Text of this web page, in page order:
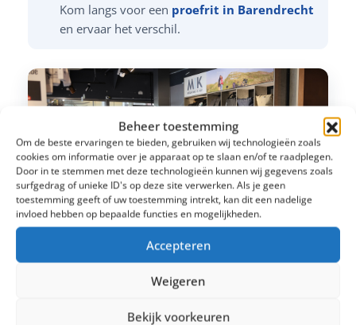
Beheer toestemming
Om de beste ervaringen te bieden, gebruiken wij technologieën zoals
cookies om informatie over je apparaat op te slaan en/of te raadplegen.
Door in te stemmen met deze technologieën kunnen wij gegevens zoals
surfgedrag of unieke ID's op deze site verwerken. Als je geen
toestemming geeft of uw toestemming intrekt, kan dit een nadelige
invloed hebben op bepaalde functies en mogelijkheden.
Accepteren
Weigeren
Bekijk voorkeuren
Kom langs voor een proefrit in Barendrecht
en ervaar het verschil.